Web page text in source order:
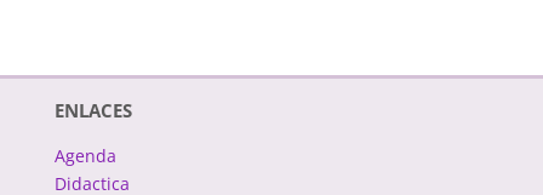
ENLACES
Agenda
Didactica